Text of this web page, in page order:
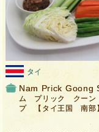
タイ
Nam Prick Goong
ム プリック クーン
プ 【タイ王国 南部